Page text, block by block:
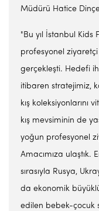
Müdürü Hatice
"Bu yıl İstanbul Kids
profesyonel ziyaretçi
gerçekleşti. Hedefi
itibaren stratejimiz,
kış koleksiyonlarını
kış mevsiminin de
yoğun profesyonel
Amacımıza ulaştık.
sırasıyla Rusya,
da ekonomik
edilen bebek-çocuk